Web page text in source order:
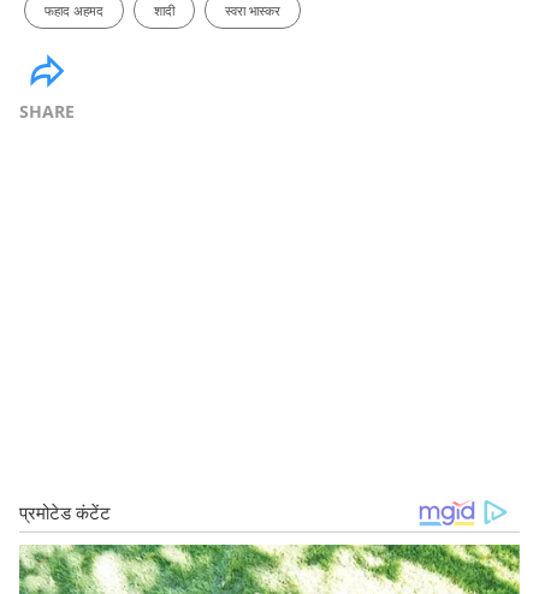
फहाद अहमद शादी स्वरा भास्कर
SHARE